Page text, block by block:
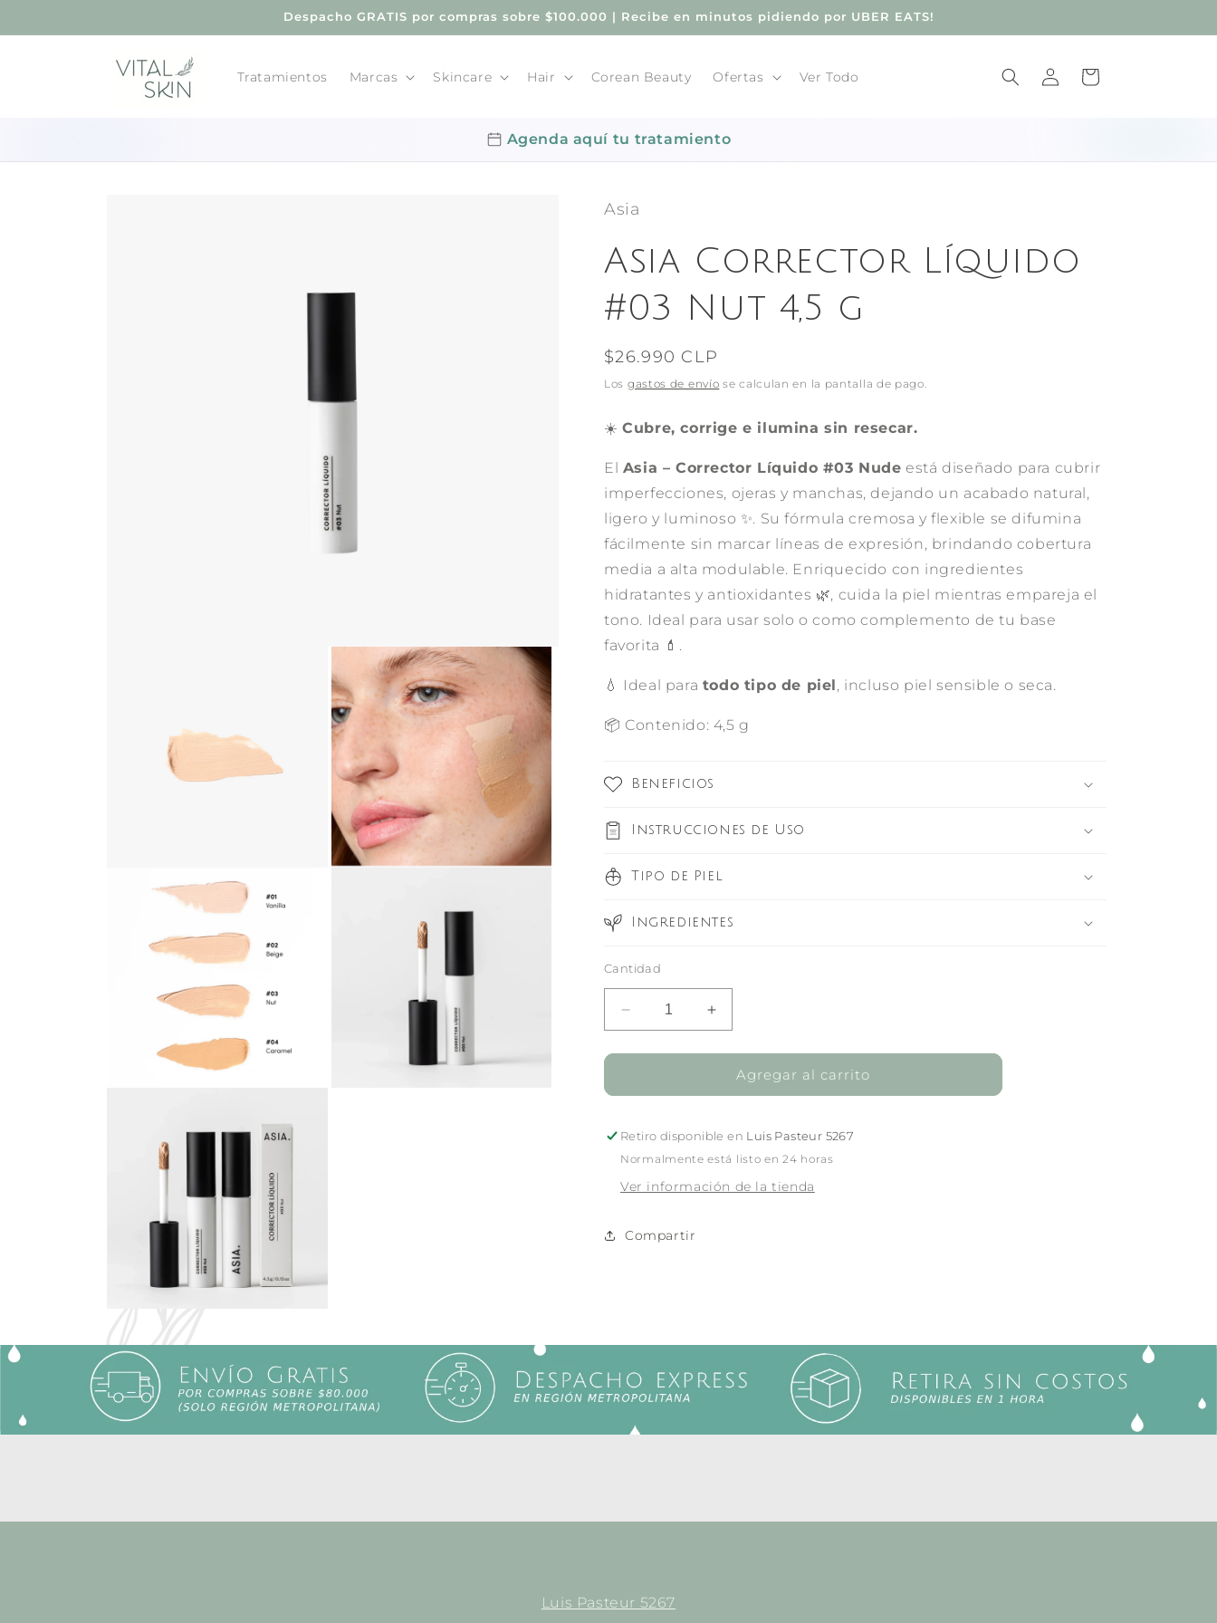
al contenido
Despacho GRATIS por compras sobre $100.000 | Recibe en minutos pidiendo por UBER EATS!
Tratamientos Marcas Skincare Hair Corean Beauty Ofertas Ver Todo
sesión
Carrito
Agenda aquí tu tratamiento
Asia
Asia Corrector Líquido
#03 Nut 4,5 g
Precio
habitual
$26.990 CLP
Los gastos de envío se calculan en la pantalla de pago.
☀️Cubre, corrige e ilumina sin resecar.
El Asia – Corrector Líquido #03 Nude está diseñado para cubrir
imperfecciones, ojeras y manchas, dejando un acabado natural,
ligero y luminoso ✨. Su fórmula cremosa y flexible se difumina
fácilmente sin marcar líneas de expresión, brindando cobertura
media a alta modulable. Enriquecido con ingredientes
hidratantes y antioxidantes 🌿, cuida la piel mientras empareja el
tono. Ideal para usar solo o como complemento de tu base
favorita 💄.
💧 Ideal para todo tipo de piel, incluso piel sensible o seca.
📦 Contenido: 4,5 g
Beneficios
Instrucciones de Uso
Tipo de Piel
Ingredientes
Cantidad
Reducir
cantidad
para
Corrector
#03
g
Aumentar
cantidad
para
Asia
Corrector
#03
Nut
g
Agregar al carrito
Retiro disponible en Luis Pasteur 5267
Normalmente está listo en 24 horas
Ver información de la tienda
Compartir
Luis Pasteur 5267